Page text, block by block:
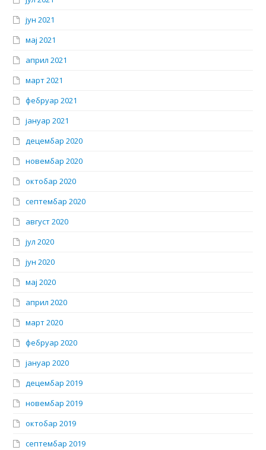
јун 2021
мај 2021
април 2021
март 2021
фебруар 2021
јануар 2021
децембар 2020
новембар 2020
октобар 2020
септембар 2020
август 2020
јул 2020
јун 2020
мај 2020
април 2020
март 2020
фебруар 2020
јануар 2020
децембар 2019
новембар 2019
октобар 2019
септембар 2019